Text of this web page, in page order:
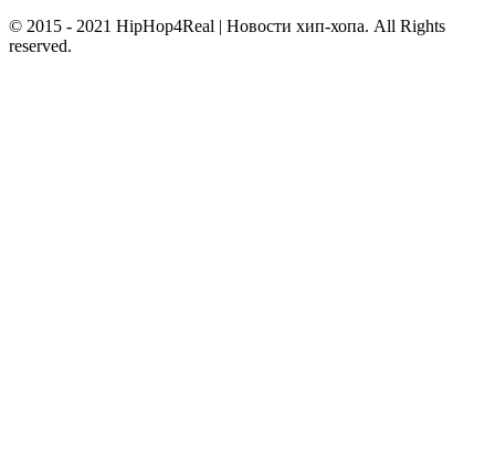
© 2015 - 2021 HipHop4Real | Новости хип-хопа. All Rights
reserved.